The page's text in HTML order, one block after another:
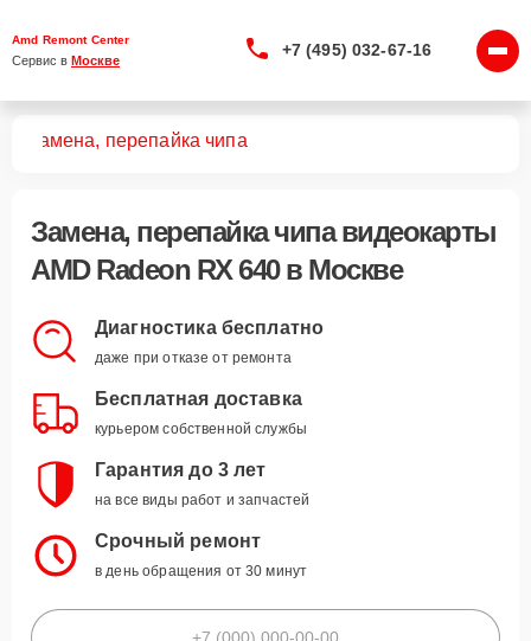
Amd Remont Center
Сервис в Москве
+7 (495) 032-67-16
Замена, перепайка чипа
Замена, перепайка чипа видеокарты
AMD Radeon RX 640 в Москве
Диагностика бесплатно
даже при отказе от ремонта
Бесплатная доставка
курьером собственной службы
Гарантия до 3 лет
на все виды работ и запчастей
Срочный ремонт
в день обращения от 30 минут